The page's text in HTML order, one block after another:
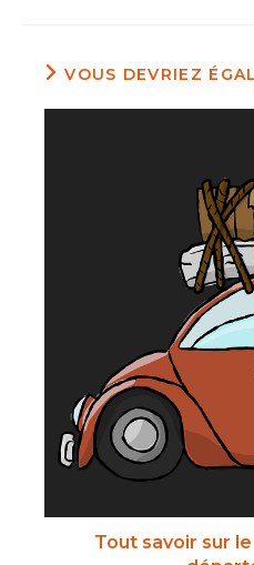
VOUS DEVRIEZ
Tout savoir sur